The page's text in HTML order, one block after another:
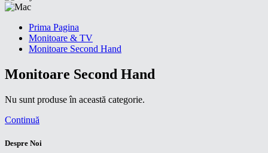
Prima Pagina
Monitoare & TV
Monitoare Second Hand
Monitoare Second Hand
Nu sunt produse în această categorie.
Continuă
Despre Noi